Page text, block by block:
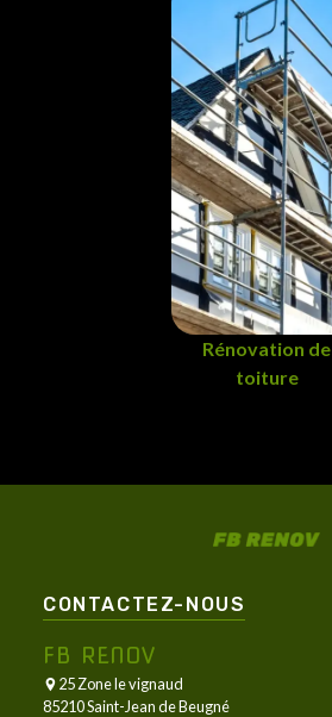
Rénovation de
toiture
CONTACTEZ-NOUS
FB RENOV
25 Zone le vignaud
85210 Saint-Jean de Beugné